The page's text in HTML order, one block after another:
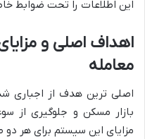
این اطلاعات را تحت ضوابط
اهداف اصلی و
معامله
اصلی ترین هدف از اجباری
بازار مسکن و جلوگیری از
مزایای این سیستم برای هر